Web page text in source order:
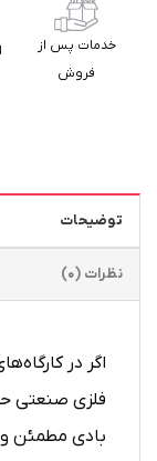
خدمات پس از
فروش
توضیحات
نظرات (0)
اگر در
فلزی صنعتی
بادی مطمئن